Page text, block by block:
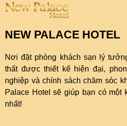
NEW PALACE HOTEL
Nơi đặt phòng khách sạn lý
thất được thiết kế hiện đại,
nghiệp và chính sách chăm sóc
Palace Hotel sẽ giúp bạn có một
nhất!